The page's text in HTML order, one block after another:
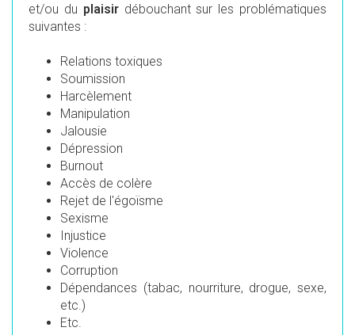
et/ou du plaisirdébouchant sur les problématiques
suivantes :
Relations toxiques
Soumission
Harcèlement
Manipulation
Jalousie
Dépression
Burnout
Accès de colère
Rejet de l'égoïsme
Sexisme
Injustice
Violence
Corruption
Dépendances (tabac, nourriture, drogue, sexe,
etc.)
Etc.